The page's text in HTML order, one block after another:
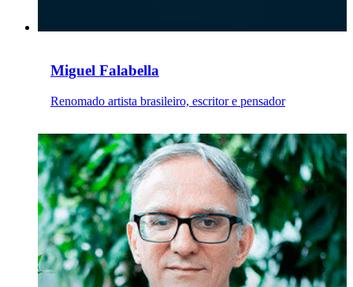
Miguel Falabella
Renomado artista brasileiro, escritor e pensador